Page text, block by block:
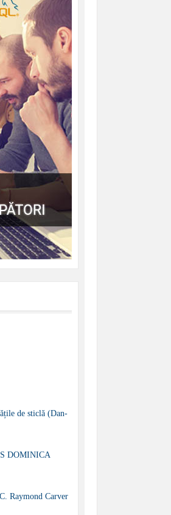
de sticlă (Dan-
DOMINICA
Raymond Carver